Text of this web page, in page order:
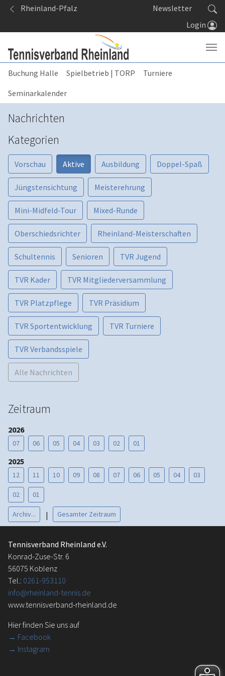
Springe zum Seiteninhalt
Rheinland-Pfalz
Newsletter
Login
Buchung Halle Spielbetrieb | TORP
Turniere
Seminarkalender
Nachrichten
Kategorien
Vorschau Aktive Ausbildung Doppel-Spaß
Jüngstensichtung Meisterehrung
Mini-Midfeld-Tour Mixed-Runde
Oberschiedsrichter Rheinland-Meisterschaften
Schultennis Senioren TVR Jugend
TVR Kader TVR Mitgliederversammlung
TVR Platzpflege TVR Präsidium
TVR Sportentwicklung TVR Turniere
TVR Verbandsspiele
Alle Nachrichten
Zeitraum
2026
07 06 05 04 03 02 01
2025
12 11 10 09 08 07 06 05 04 03
02 01
Archiv... | Gesamter Zeitraum
Tennisverband Rheinland e.V.
Konrad-Zuse-Str. 6
56075 Koblenz
Tel.: 0261-953110
info@rheinland-tennis.de
www.tennisverband-rheinland.de
Hier finden Sie uns auf
→ Facebook
→ Instagram